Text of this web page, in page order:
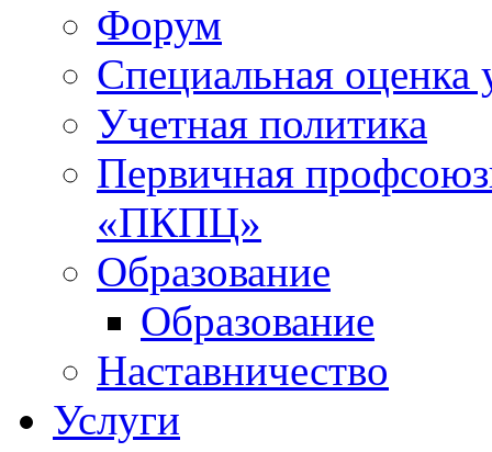
Форум
Специальная оценка
Учетная политика
Первичная
«ПКПЦ»
Образование
Образование
Наставничество
Услуги